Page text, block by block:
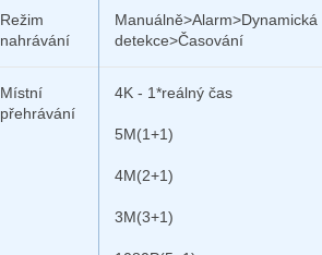
Režim
nahrávání
Manuálně>Alarm>Dynamická
detekce>Časování
Místní
přehrávání
4K - 1*reálný čas
5M(1+1)
4M(2+1)
3M(3+1)